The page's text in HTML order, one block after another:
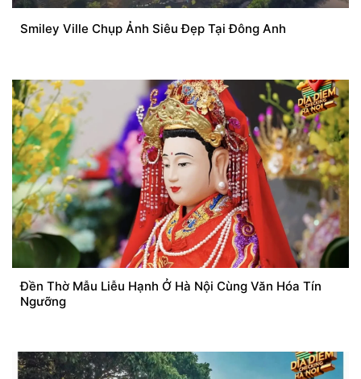
Smiley Ville Chụp Ảnh Siêu Đẹp Tại Đông Anh
Đền Thờ Mẫu Liễu Hạnh Ở Hà Nội Cùng Văn Hóa Tín
Ngưỡng